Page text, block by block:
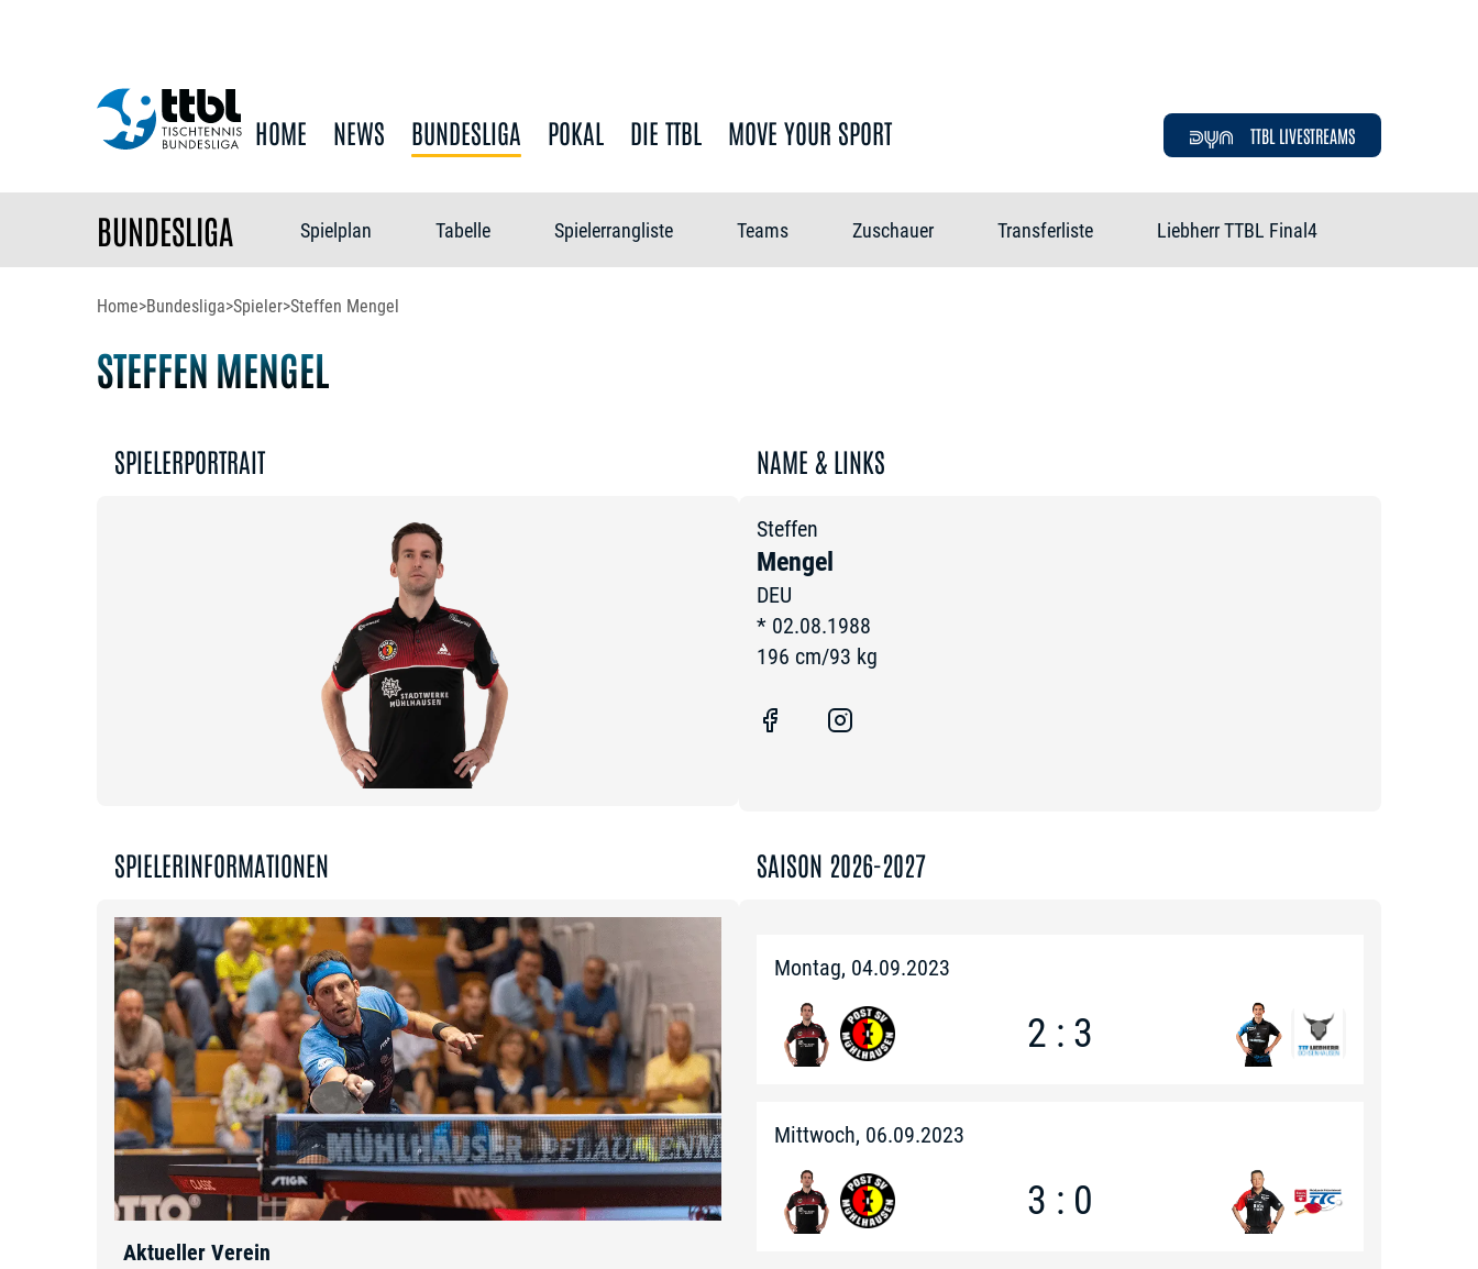
HOME NEWS BUNDESLIGA POKAL DIE TTBL MOVE YOUR SPORT TTBL LIVESTREAMS
BUNDESLIGA Spielplan Tabelle Spielerrangliste Teams Zuschauer Transferliste Liebherr TTBL Final4
Home>Bundesliga>Spieler>Steffen Mengel
STEFFEN MENGEL
SPIELERPORTRAIT NAME & LINKS
Steffen
Mengel
DEU
* 02.08.1988
196 cm/93 kg
SPIELERINFORMATIONEN
Aktueller Verein
SAISON 2026-2027
Montag, 04.09.2023
2 : 3
Mittwoch, 06.09.2023
3 : 0